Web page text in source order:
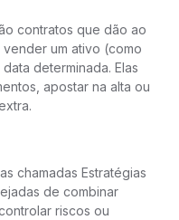
contratos que dão ao
um ativo (como
determinada. Elas
apostar na alta ou
chamadas Estratégias
de combinar
riscos ou